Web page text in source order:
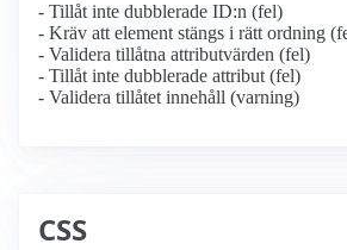
- Tillåt inte dubblerade ID:n (fel)
- Kräv att element stängs i rätt ordning
- Validera tillåtna attributvärden (fel)
- Tillåt inte dubblerade attribut (fel)
- Validera tillåtet innehåll (varning)
CSS